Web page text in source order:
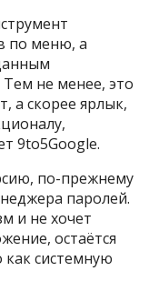
по меню, а
Тем не менее, это
а скорее ярлык,
9to5Google.
по-прежнему
паролей.
и не хочет
остаётся
как системную